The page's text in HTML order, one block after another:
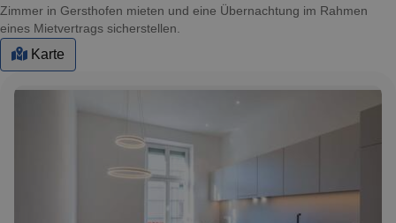
Zimmer in Gersthofen mieten und eine Übernachtung im Rahmen
eines Mietvertrags sicherstellen.
Karte